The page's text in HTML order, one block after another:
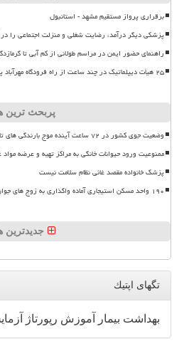
برقراری پرواز مستقیم مشهد - استانبول
پزشکی دیگر درآمد، رضایت شغلی و منزلت اجتماعی را
راهنمای حضور ایمن در مراسم طولانی از کم آبی تا
۲۵ هیأت دیپلماتیک در چند ساعت از راه فرودگاه مهرآباد پذیرش شدند
پربحث ترین
وضعیت جوی کشور در ۷۲ ساعت آینده موج بارندگی های تابستانه در راه ۱۱ استان
ممنوعیت ورود حیوانات خانگی به مراکز تهیه و عرضه
پزشک خانواده مقصد غائی نظام سلامت نیست
۱۹۰ واحد مسکن استیجاری آماده واگذاری به زوج های جوان است
جدیدترین
تگهای اپتیك
بهداشت بیمار آموزش رپورتاژ